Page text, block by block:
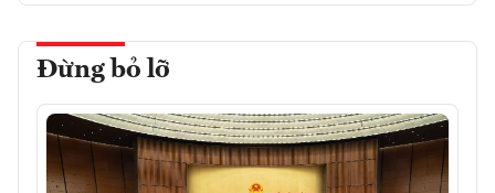
Đừng bỏ lỡ